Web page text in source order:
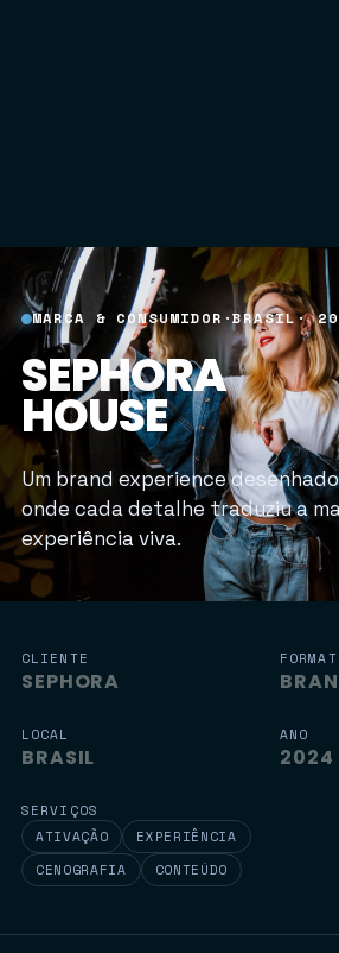
MARCA & CONSUMIDOR ·BRASIL·
SEPHORA
HOUSE
Um brand experience
onde cada detalhe traduziu a
experiência viva.
CLIENTE
SEPHORA
LOCAL
BRASIL
ANO
2024
SERVIÇOS
ATIVAÇÃO
EXPERIÊNCIA
CENOGRAFIA
CONTEÚDO